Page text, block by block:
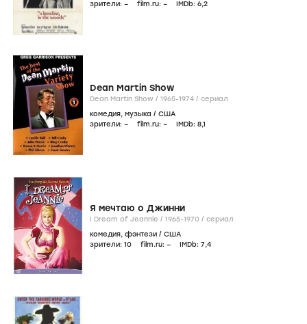
зрители: – film.ru: – IMDb: 6,2
Dean Martin Show
Dean Martin Show / 1965-1974 / сериал
комедия, музыка / США
зрители: – film.ru: – IMDb: 8,1
Я мечтаю о Джинни
I Dream of Jeannie / 1965-1970 / сериал
комедия, фэнтези / США
зрители: 10 film.ru: – IMDb: 7,4